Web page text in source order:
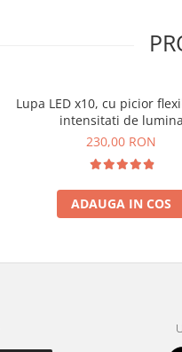
Lupa LED x10, cu picior
intensitati de lumina
230,00 RON
ADAUGA IN COS